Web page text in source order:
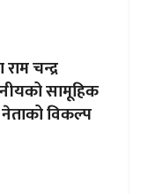
चन्द्र
सामूहिक
नेताको विकल्प